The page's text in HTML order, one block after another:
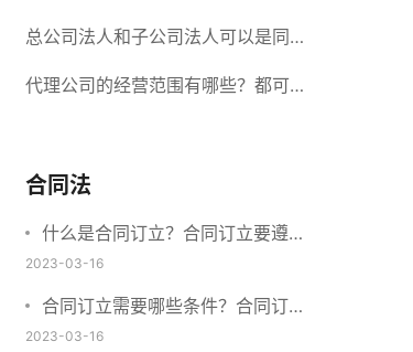
限责任公司与有限责任公司的区别
总公司法人和子公司法人可以是同一
个人吗？总公司更名分公司需要更改
代理公司的经营范围有哪些？都可以
合同法
什么是合同订立？合同订立要遵守
什么原则？订立方式有哪些？
2023-03-16
合同订立需要哪些条件？合同订立
与合同成立有什么不同？
2023-03-16